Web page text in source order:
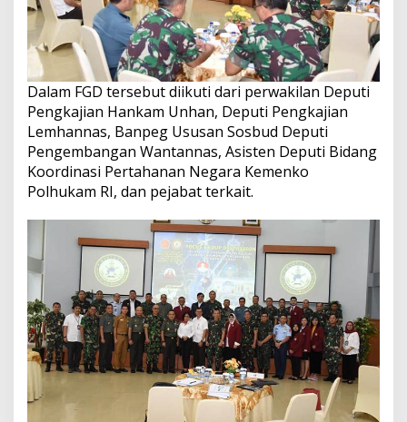
Dalam FGD tersebut diikuti dari perwakilan Deputi
Pengkajian Hankam Unhan, Deputi Pengkajian
Lemhannas, Banpeg Ususan Sosbud Deputi
Pengembangan Wantannas, Asisten Deputi Bidang
Koordinasi Pertahanan Negara Kemenko
Polhukam RI, dan pejabat terkait.